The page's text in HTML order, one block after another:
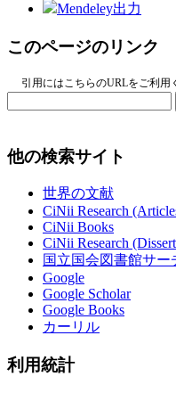
Mendeley出力
このページのリンク
引用にはこちらのURLをご利用
他の検索サイト
世界の文献
CiNii Research
CiNii Books
CiNii Research
国立国会図書館サー
Google
Google Scholar
Google Books
カーリル
利用統計